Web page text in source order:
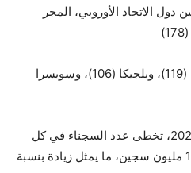
(245)، ومن بين دول الاتحاد الأوروبي، المجر
وتأتي في أسفل الترتيب فرنسا (119)، وبلجيكا (106)، وسويسرا
وفي المجمل، وحتى 31 يناير 2025، تخطى عدد السجناء في كل
البلدان التي شملتها الدراسة 1,1 مليون سجين، ما يمثل زيادة بنسبة